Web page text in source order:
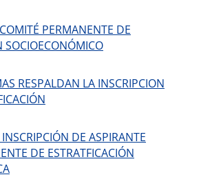
PERMANENTE DE
SOCIOECONÓMICO
RESPALDAN LA INSCRIPCION
DE ASPIRANTE
DE ESTRATFICACIÓN